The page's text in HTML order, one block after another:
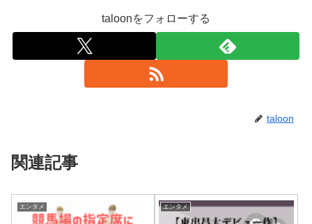
taloonをフォローする
taloon
関連記事
エンタメ エンタメ